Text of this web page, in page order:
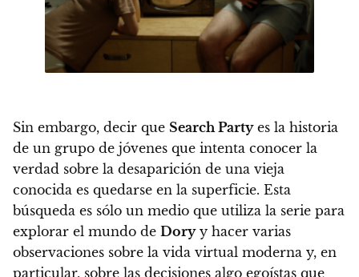
Sin embargo, decir que Search Partyes la historia
de un grupo de jóvenes que intenta conocer la
verdad sobre la desaparición de una vieja
conocida es quedarse en la superficie. Esta
búsqueda es sólo un medio que utiliza la serie para
explorar el mundo de Doryy hacer varias
observaciones sobre la vida virtual moderna y, en
particular, sobre las decisiones algo egoístas que